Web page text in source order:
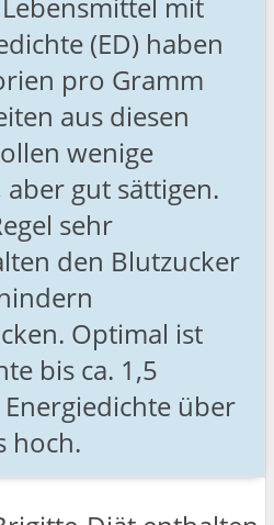
(ED) haben
pro Gramm
aus diesen
wenige
gut sättigen.
sehr
den Blutzucker
Optimal ist
bis ca. 1,5
über
hoch.